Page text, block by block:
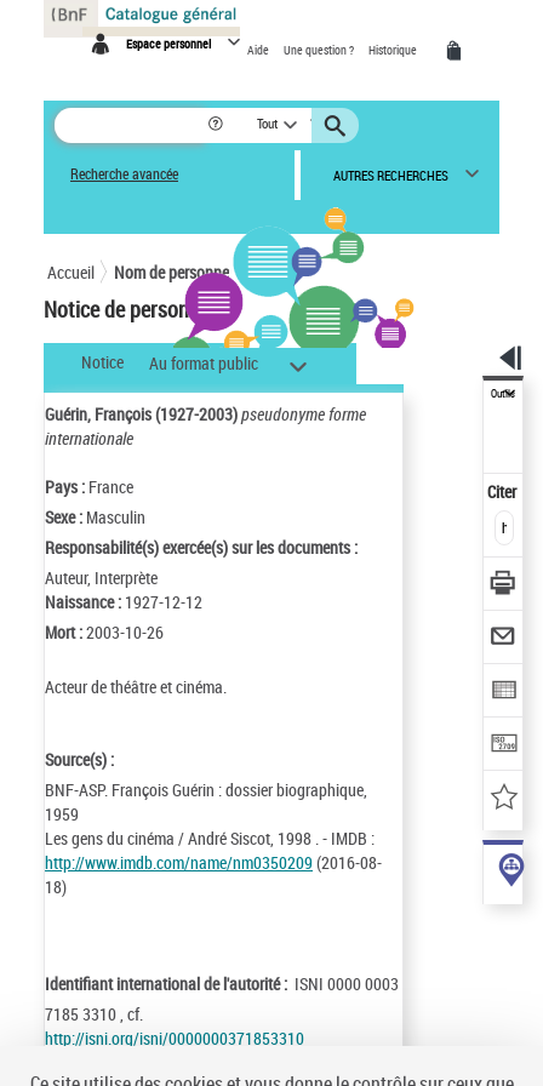
Espace personnel Aide Une question ? Historique
Tout
Recherche avancée AUTRES RECHERCHES
Accueil Nom de personne
Notice de personne
Notice Au format public
Guérin, François (1927-2003)pseudonyme forme
internationale
Pays : France
Sexe : Masculin
Responsabilité(s) exercée(s) sur les documents :
Auteur, Interprète
Naissance : 1927-12-12
Mort :2003-10-26
Acteur de théâtre et cinéma.
Source(s) :
BNF-ASP. François Guérin : dossier biographique,
1959
Les gens du cinéma / André Siscot, 1998 . - IMDB :
http://www.imdb.com/name/nm0350209(2016-08-
18)
Identifiant international de l'autorité : ISNI 0000 0003
7185 3310 , cf.
http://isni.org/isni/0000000371853310
Outils
Citer
Panneau de gestion des cookies